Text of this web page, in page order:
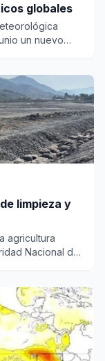
globales
un nuevo
limpieza y
agricultura
Nacional del